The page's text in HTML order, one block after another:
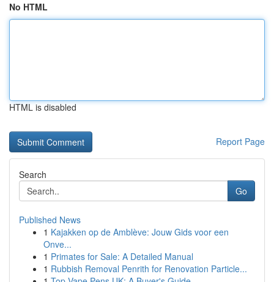
No HTML
HTML is disabled
Report Page
Search
Go
Published News
1 Kajakken op de Amblève: Jouw Gids voor een
Onve...
1 Primates for Sale: A Detailed Manual
1 Rubbish Removal Penrith for Renovation Particle...